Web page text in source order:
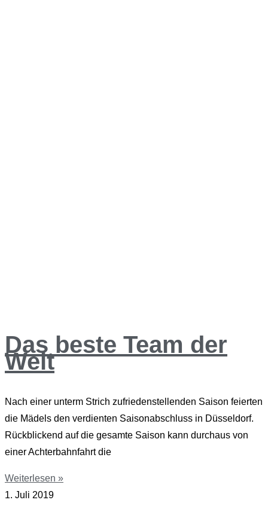
Das beste Team der
Welt
Nach einer unterm Strich zufriedenstellenden Saison feierten
die Mädels den verdienten Saisonabschluss in Düsseldorf.
Rückblickend auf die gesamte Saison kann durchaus von
einer Achterbahnfahrt die
Weiterlesen »
1. Juli 2019